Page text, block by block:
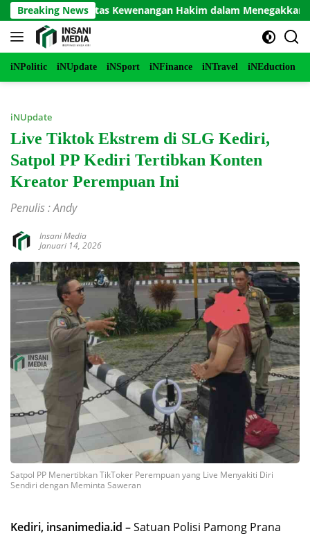
Langsung
ke
konten
Breaking News
dan Batas Kewenangan Hakim dalam Menegakkan Keadilan
iNPolitic iNUpdate iNSport iNFinance iNTravel iNEduction
iNUpdate
Live Tiktok Ekstrem di SLG Kediri,
Satpol PP Kediri Tertibkan Konten
Kreator Perempuan Ini
Penulis : Andy
Insani Media
Januari 14, 2026
Satpol PP Menertibkan TikToker Perempuan yang Live Menyakiti Diri
Sendiri dengan Meminta Saweran
Kediri, insanimedia.id –Satuan Polisi Pamong Prana